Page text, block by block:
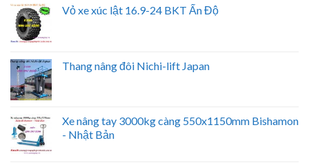
Vỏ xe xúc lật 16.9-24 BKT Ấn Độ
Thang nâng đôi Nichi-lift Japan
Xe nâng tay 3000kg càng 550x1150mm Bishamon
- Nhật Bản